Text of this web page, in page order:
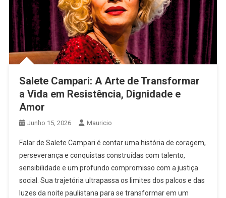
Salete Campari: A Arte de Transformar
a Vida em Resistência, Dignidade e
Amor
Junho 15, 2026 Mauricio
Falar de Salete Campari é contar uma história de coragem,
perseverança e conquistas construídas com talento,
sensibilidade e um profundo compromisso com a justiça
social. Sua trajetória ultrapassa os limites dos palcos e das
luzes da noite paulistana para se transformar em um